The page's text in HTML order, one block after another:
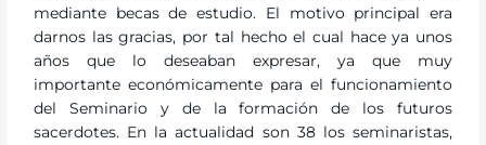
mediante becas de estudio. El motivo principal era
darnos las gracias, por tal hecho el cual hace ya unos
años que lo deseaban expresar, ya que muy
importante económicamente para el funcionamiento
del Seminario y de la formación de los futuros
sacerdotes. En la actualidad son 38 los seminaristas,